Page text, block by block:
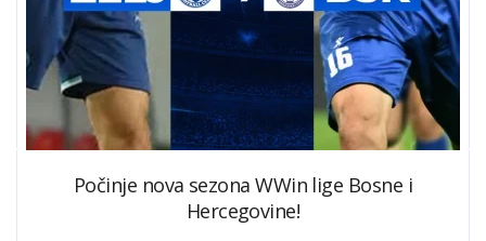
Počinje nova sezona WWin lige Bosne i
Hercegovine!